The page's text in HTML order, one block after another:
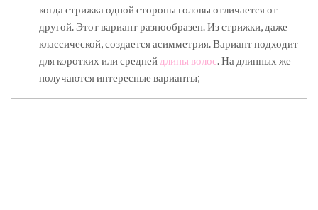
когда стрижка одной стороны головы отличается от
другой. Этот вариант разнообразен. Из стрижки, даже
классической, создается асимметрия. Вариант подходит
для коротких или средней длины волос. На длинных же
получаются интересные варианты;